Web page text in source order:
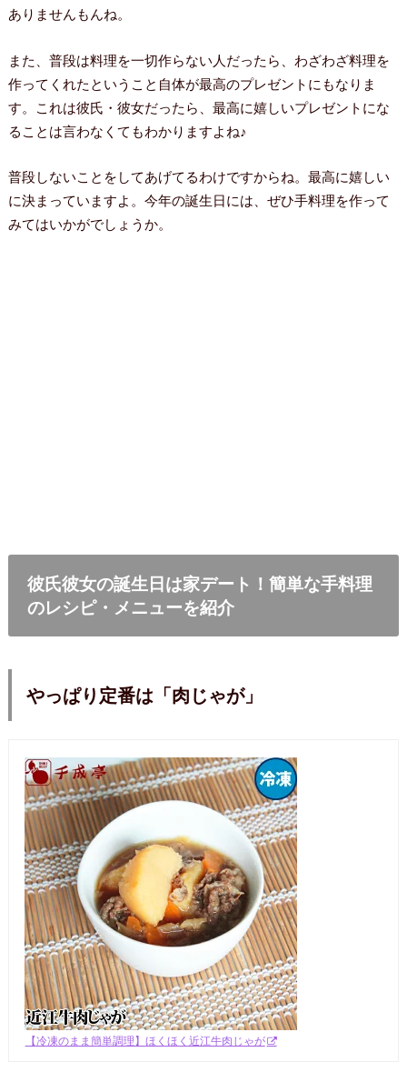
ありませんもんね。
また、普段は料理を一切作らない人だったら、わざわざ料理を
作ってくれたということ自体が最高のプレゼントにもなりま
す。これは彼氏・彼女だったら、最高に嬉しいプレゼントにな
ることは言わなくてもわかりますよね♪
普段しないことをしてあげてるわけですからね。最高に嬉しい
に決まっていますよ。今年の誕生日には、ぜひ手料理を作って
みてはいかがでしょうか。
彼氏彼女の誕生日は家デート！簡単な手料理
のレシピ・メニューを紹介
やっぱり定番は「肉じゃが」
【冷凍のまま簡単調理】ほくほく近江牛肉じゃが